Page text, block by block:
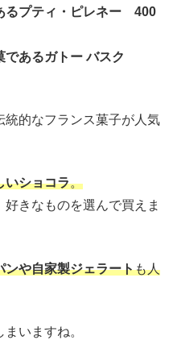
るプティ・ピレネー 400
であるガトー バスク
的なフランス菓子が人気
いショコラ。
きなものを選んで買えま
ンや自家製ジェラートも人
いますね。